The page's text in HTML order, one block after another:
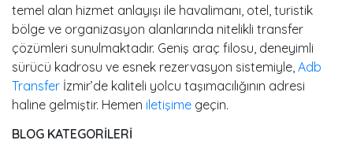
temel alan hizmet anlayışı ile havalimanı, otel, turistik
bölge ve organizasyon alanlarında nitelikli transfer
çözümleri sunulmaktadır. Geniş araç filosu, deneyimli
sürücü kadrosu ve esnek rezervasyon sistemiyle, Adb
Transfer İzmir’de kaliteli yolcu taşımacılığının adresi
haline gelmiştir. Hemen iletişime geçin.
BLOG KATEGORİLERİ